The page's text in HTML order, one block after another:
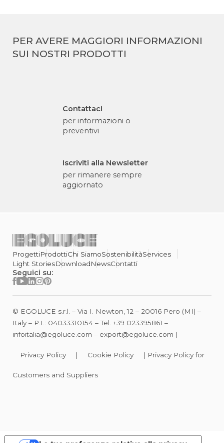
PER AVERE MAGGIORI INFORMAZIONI
SUI NOSTRI PRODOTTI
Contattaci
per informazioni o
preventivi
Iscriviti alla Newsletter
per rimanere sempre
aggiornato
ProgettiProdottiChi SiamoSostenibilitàServices
Light StoriesDownloadNewsContatti
Seguici su:
© EGOLUCE s.r.l. – Via I. Newton, 12 – 20016 Pero (MI) –
Italy – P.I.: 04033310154 – Tel. +39 023395861 –
infoitalia@egoluce.com – export@egoluce.com |
Privacy Policy | Cookie Policy | Privacy Policy for
Customers and Suppliers